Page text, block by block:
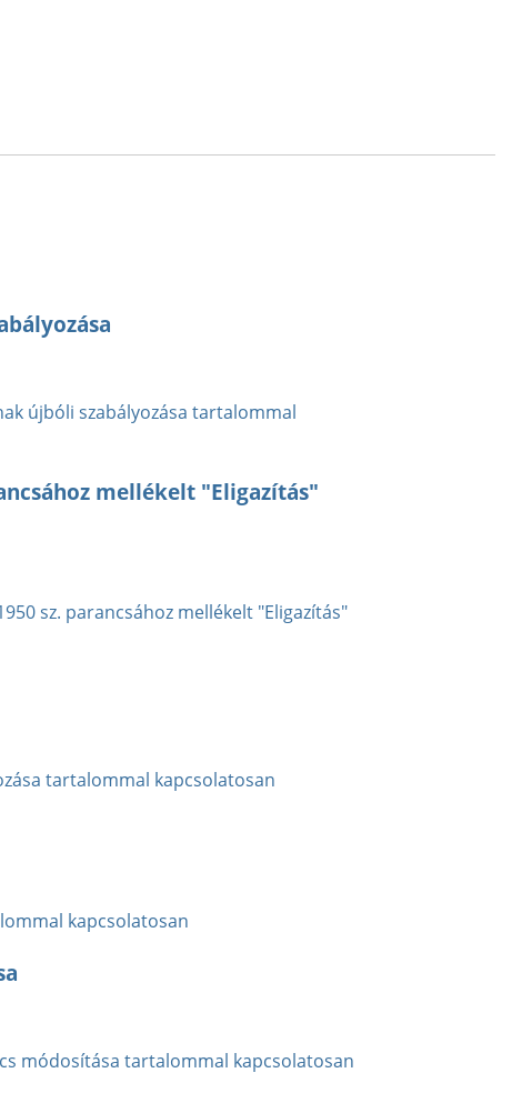
újbóli szabályozása tartalommal
mellékelt "Eligazítás"
sz. parancsához mellékelt "Eligazítás"
tartalommal kapcsolatosan
kapcsolatosan
módosítása tartalommal kapcsolatosan